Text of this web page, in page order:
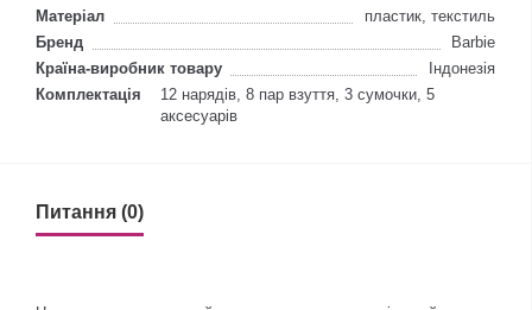
Матеріал
пластик, текстиль
Бренд
Barbie
Країна-виробник товару
Індонезія
Комплектація
12 нарядів, 8 пар взуття, 3 сумочки, 5
аксесуарів
Питання (0)